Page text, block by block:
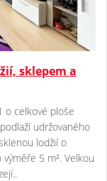
sklepem a
o celkové ploše
udržovaného
lodžií o
5 m². Velkou